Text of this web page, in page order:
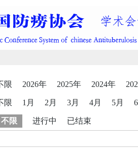
限 2026年 2025年 2024年
限 1月 2月 3月 4月 5月
不限 进行中 已结束